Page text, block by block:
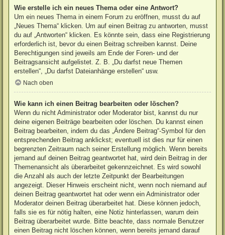
Wie erstelle ich ein neues Thema oder eine Antwort?
Um ein neues Thema in einem Forum zu eröffnen, musst du auf
„Neues Thema“ klicken. Um auf einen Beitrag zu antworten, musst
du auf „Antworten“ klicken. Es könnte sein, dass eine Registrierung
erforderlich ist, bevor du einen Beitrag schreiben kannst. Deine
Berechtigungen sind jeweils am Ende der Foren- und der
Beitragsansicht aufgelistet. Z. B. „Du darfst neue Themen
erstellen“, „Du darfst Dateianhänge erstellen“ usw.
Nach oben
Wie kann ich einen Beitrag bearbeiten oder löschen?
Wenn du nicht Administrator oder Moderator bist, kannst du nur
deine eigenen Beiträge bearbeiten oder löschen. Du kannst einen
Beitrag bearbeiten, indem du das „Ändere Beitrag“-Symbol für den
entsprechenden Beitrag anklickst; eventuell ist dies nur für einen
begrenzten Zeitraum nach seiner Erstellung möglich. Wenn bereits
jemand auf deinen Beitrag geantwortet hat, wird dein Beitrag in der
Themenansicht als überarbeitet gekennzeichnet. Es wird sowohl
die Anzahl als auch der letzte Zeitpunkt der Bearbeitungen
angezeigt. Dieser Hinweis erscheint nicht, wenn noch niemand auf
deinen Beitrag geantwortet hat oder wenn ein Administrator oder
Moderator deinen Beitrag überarbeitet hat. Diese können jedoch,
falls sie es für nötig halten, eine Notiz hinterlassen, warum dein
Beitrag überarbeitet wurde. Bitte beachte, dass normale Benutzer
einen Beitrag nicht löschen können, wenn bereits jemand darauf